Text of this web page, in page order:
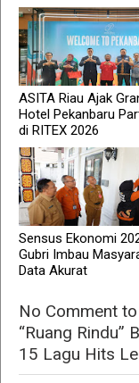
ASITA Riau Ajak
Hotel Pekanbaru
di RITEX 2026
Sensus Ekonomi
Gubri Imbau
Data Akurat
No Comment
“Ruang Rindu”
15 Lagu Hits